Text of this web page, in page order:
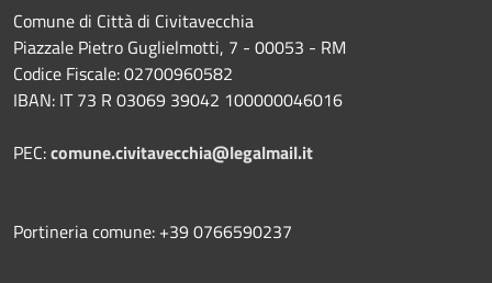
Comune di Città di Civitavecchia
Piazzale Pietro Guglielmotti, 7 - 00053 - RM
Codice Fiscale: 02700960582
IBAN: IT 73 R 03069 39042 100000046016
PEC:comune.civitavecchia@legalmail.it
Portineria comune: +39 0766590237